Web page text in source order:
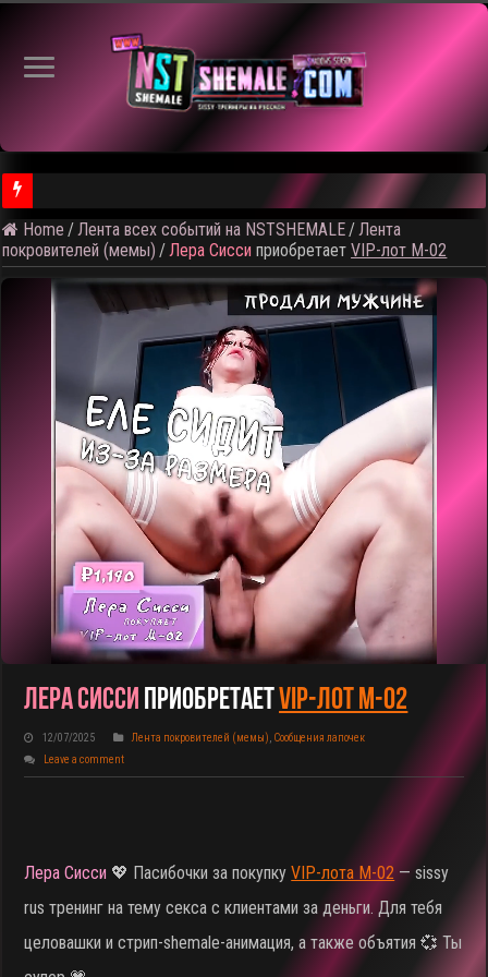
⚠️ Результаты голосования и тема следующего откртытого
Home / Лента всех событий на NSTSHEMALE / Лента
покровителей (мемы) / Лера Сисси приобретаетVIP-лот M-02
Лера Сисси ПриобретаетVIP-Лот M-02
12/07/2025 Лента покровителей (мемы) Сообщения лапочек
Leave a comment
Лера Сисси 💖 Пасибочки за покупкуVIP-лота M-02 — sissy
rus тренинг на тему секса с клиентами за деньги. Для тебя
целовашки и стрип-shemale-анимация, а также объятия 💞 Ты